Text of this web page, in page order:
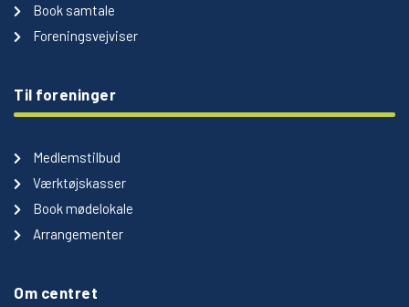
Book samtale
Foreningsvejviser
Til foreninger
Medlemstilbud
Værktøjskasser
Book mødelokale
Arrangementer
Om centret